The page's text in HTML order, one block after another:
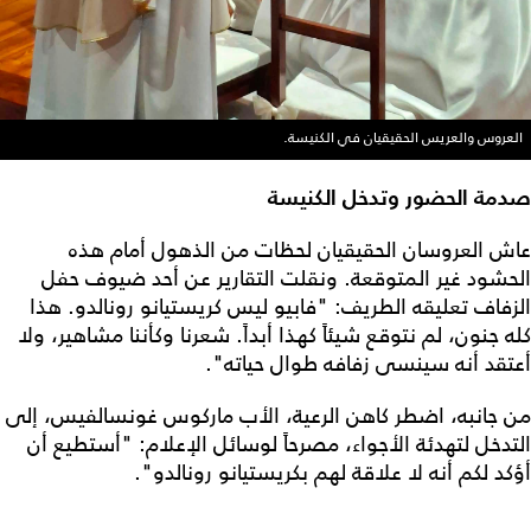
العروس والعريس الحقيقيان في الكنيسة.
صدمة الحضور وتدخل الكنيسة
عاش العروسان الحقيقيان لحظات من الذهول أمام هذه
الحشود غير المتوقعة. ونقلت التقارير عن أحد ضيوف حفل
الزفاف تعليقه الطريف: "فابيو ليس كريستيانو رونالدو. هذا
كله جنون، لم نتوقع شيئاً كهذا أبداً. شعرنا وكأننا مشاهير، ولا
أعتقد أنه سينسى زفافه طوال حياته".
من جانبه، اضطر كاهن الرعية، الأب ماركوس غونسالفيس، إلى
التدخل لتهدئة الأجواء، مصرحاً لوسائل الإعلام: "أستطيع أن
أؤكد لكم أنه لا علاقة لهم بكريستيانو رونالدو".